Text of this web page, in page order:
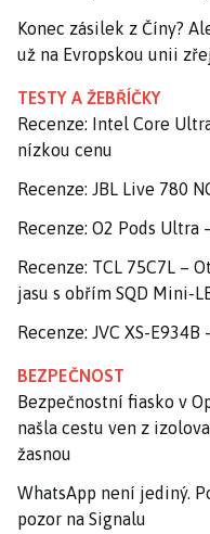
Konec zásilek z Číny?
už na Evropskou unii
TESTY A ŽEBŘÍČKY
Recenze: Intel Core
nízkou cenu
Recenze: JBL Live 780
Recenze: O2 Pods Ultra
Recenze: TCL 75C7L –
jasu s obřím SQD Mini-
Recenze: JVC XS-
BEZPEČNOST
Bezpečnostní fiasko v
našla cestu ven z
žasnou
WhatsApp není jediný.
pozor na Signalu